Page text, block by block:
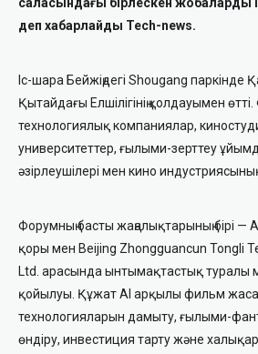
деп хабарлайды Tech-news.
Іс-шара Бейжіңдегі Shougang паркінде
Қытайдағы Елшілігінің қолдауымен
технологиялық компаниялар,
университеттер, ғылыми-зерттеу
әзірлеушілері мен кино индустриясының
Форумның басты жаңалықтарының бірі —
қоры мен Beijing Zhongguancun Tongli
Ltd. арасында ынтымақтастық туралы
қойылуы. Құжат AI арқылы фильм
технологияларын дамыту, ғылыми-
өндіру, инвестиция тарту және